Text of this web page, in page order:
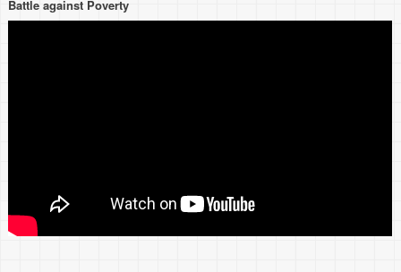
Battle against Poverty